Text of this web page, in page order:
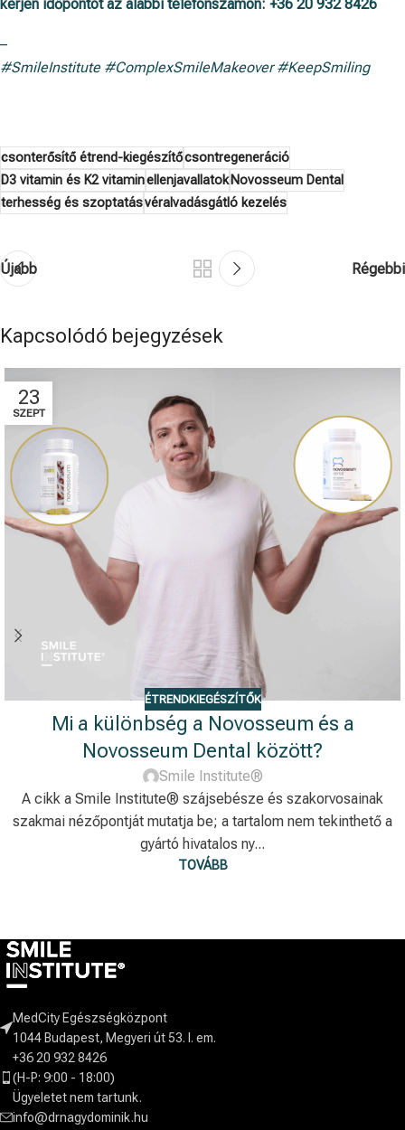
kérjen időpontot az alábbi telefonszámon: +36 20 932 8426
–
#SmileInstitute #ComplexSmileMakeover #KeepSmiling
csonterősítő étrend-kiegészítőcsontregeneráció
D3 vitamin és K2 vitaminellenjavallatokNovosseum Dental
terhesség és szoptatásvéralvadásgátló kezelés
Újabb Régebbi
Kapcsolódó bejegyzések
23
SZEPT
ÉTRENDKIEGÉSZÍTŐK
Mi a különbség a Novosseum és a
Novosseum Dental között?
Smile Institute®
A cikk a Smile Institute® szájsebésze és szakorvosainak
szakmai nézőpontját mutatja be; a tartalom nem tekinthető a
gyártó hivatalos ny...
TOVÁBB
MedCity Egészségközpont
1044 Budapest, Megyeri út 53. I. em.
+36 20 932 8426
(H-P: 9:00 - 18:00)
Ügyeletet nem tartunk.
info@drnagydominik.hu